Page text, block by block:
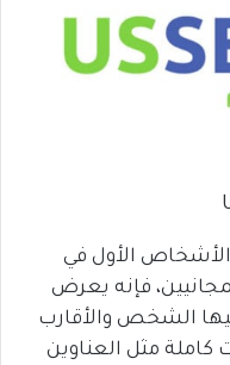
الأول في
فإنه يعرض
الشخص والأقارب
كاملة مثل العناوين